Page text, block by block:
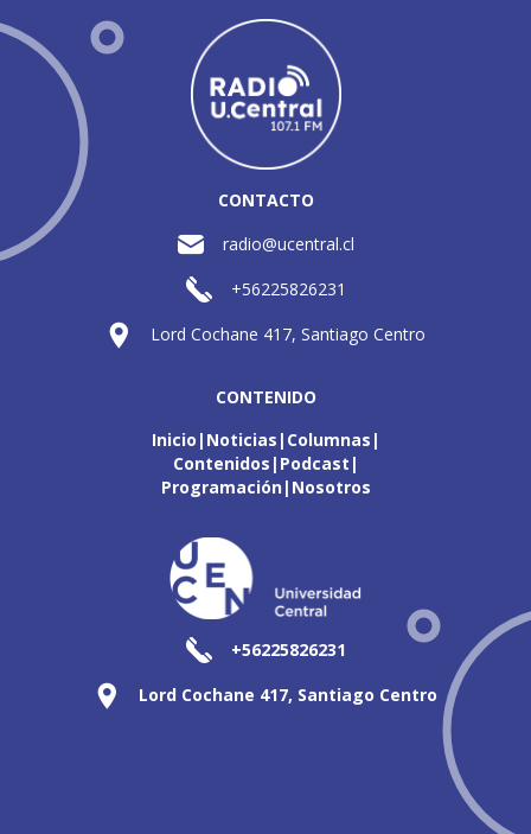
CONTACTO
radio@ucentral.cl
+56225826231
Lord Cochane 417, Santiago Centro
CONTENIDO
Inicio Noticias Columnas
Contenidos Podcast
Programación Nosotros
+56225826231
Lord Cochane 417, Santiago Centro